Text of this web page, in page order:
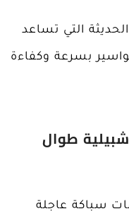
التي تساعد
بسرعة وكفاءة
طوال
سباكة عاجلة